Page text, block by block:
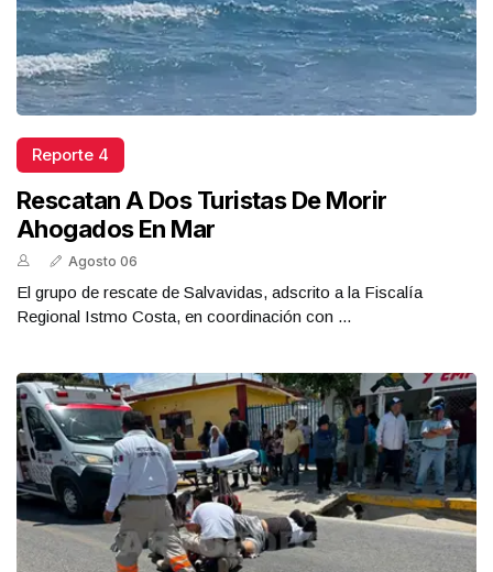
Reporte 4
Rescatan A Dos Turistas De Morir
Ahogados En Mar
Agosto 06
El grupo de rescate de Salvavidas, adscrito a la Fiscalía
Regional Istmo Costa, en coordinación con ...